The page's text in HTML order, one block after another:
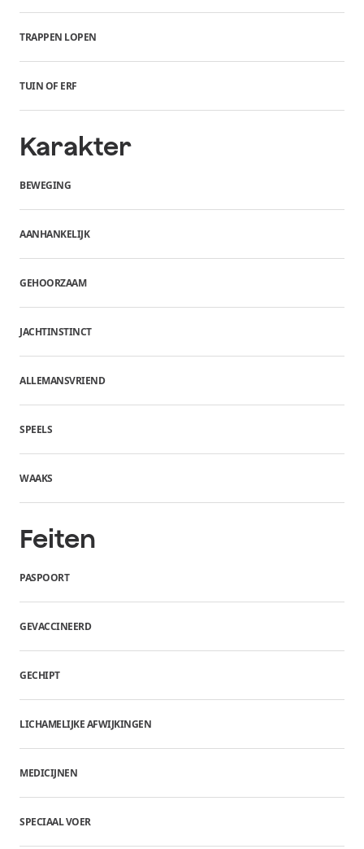
TRAPPEN LOPEN
TUIN OF ERF
Karakter
BEWEGING
AANHANKELIJK
GEHOORZAAM
JACHTINSTINCT
ALLEMANSVRIEND
SPEELS
WAAKS
Feiten
PASPOORT
GEVACCINEERD
GECHIPT
LICHAMELIJKE AFWIJKINGEN
MEDICIJNEN
SPECIAAL VOER